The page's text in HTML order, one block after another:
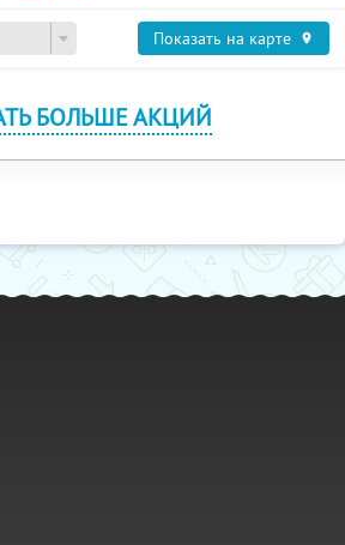
Показать на карте
БОЛЬШЕ АКЦИЙ